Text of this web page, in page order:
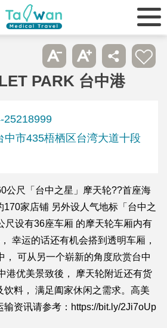
PARK 台中港
25218999
中市435梧栖区台湾大道十段
公尺「台中之星」摩天轮??首座海
家店铺 另外设人气地标「台中之
尺设有36座车厢 的摩天轮车厢内有
幸运的话还有机会搭到透明车厢，
， 可从另一个崭新的角度欣赏台中
港优美景致後， 摩天轮附近还有货
饮料， 满足阖家休闲之需求。高美
输资讯请参考：https://bit.ly/2Ji7oUp